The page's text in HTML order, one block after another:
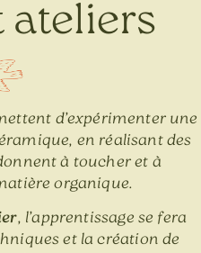
ateliers
d’expérimenter une
en réalisant des
à toucher et à
organique.
, l’apprentissage se fera
et la création de